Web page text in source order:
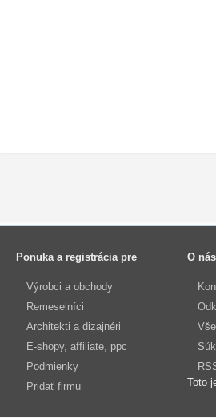
Ponuka a registrácia pre
Výrobci a obchody
Remeselníci
Architekti a dizajnéri
E-shopy, affiliate, ppc
Podmienky
Pridať firmu
O nás
Toto